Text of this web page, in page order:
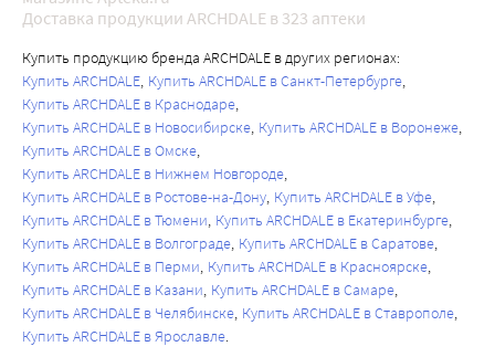
Доставка продукции ARCHDALE в 323 аптеки
Купить продукцию бренда ARCHDALE в других регионах:
Купить ARCHDALE Купить ARCHDALE в Санкт-Петербурге
Купить ARCHDALE в Краснодаре
Купить ARCHDALE в Новосибирске Купить ARCHDALE в Воронеже
Купить ARCHDALE в Омске
Купить ARCHDALE в Нижнем Новгороде
Купить ARCHDALE в Ростове-на-Дону Купить ARCHDALE в Уфе
Купить ARCHDALE в Тюмени Купить ARCHDALE в Екатеринбурге
Купить ARCHDALE в Волгограде Купить ARCHDALE в Саратове
Купить ARCHDALE в Перми Купить ARCHDALE в Красноярске
Купить ARCHDALE в Казани Купить ARCHDALE в Самаре
Купить ARCHDALE в Челябинске Купить ARCHDALE в Ставрополе
Купить ARCHDALE в Ярославле